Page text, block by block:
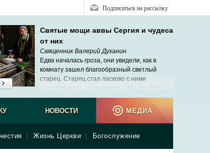
Подписаться на рассылку
Святые мощи аввы Сергия и чудеса
от них
Священник Валерий Духанин
Едва началась гроза, они увидели, как в
комнату зашел благообразный светлый
старец. Старец стал ласково с ними
разговаривать, успокаивать: «Не пугайтесь,
мама скоро придет».
Жизнь Церкви Богослужение
НОВОСТИ МЕДИА